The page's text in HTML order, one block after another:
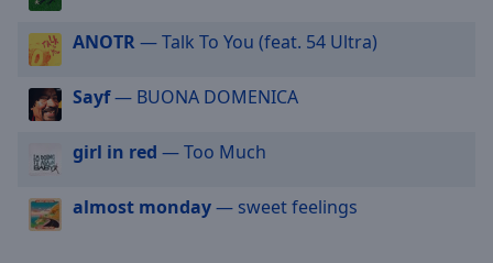
dialog
window.
cancel
close
window.
ANOTR— Talk To You (feat. 54 Ultra)
Sayf— BUONA DOMENICA
girl in red — Too Much
almost monday— sweet feelings